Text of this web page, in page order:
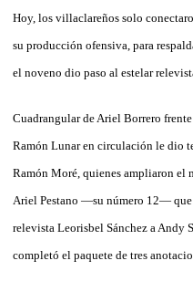
Hoy, los villaclareños solo
su producción ofensiva, para
el noveno dio paso al estelar
Cuadrangular de Ariel Borrero
Ramón Lunar en circulación le dio
Ramón Moré, quienes ampliaron el
Ariel Pestano —su número 12—
relevista Leorisbel Sánchez a Andy
completó el paquete de tres